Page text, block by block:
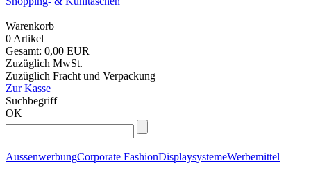
Warenkorb
0 Artikel
Gesamt: 0,00 EUR
Zuzüglich MwSt.
Zuzüglich Fracht und Verpackung
Zur Kasse
Suchbegriff
OK
AussenwerbungCorporate FashionDisplaysystemeWerbemittel